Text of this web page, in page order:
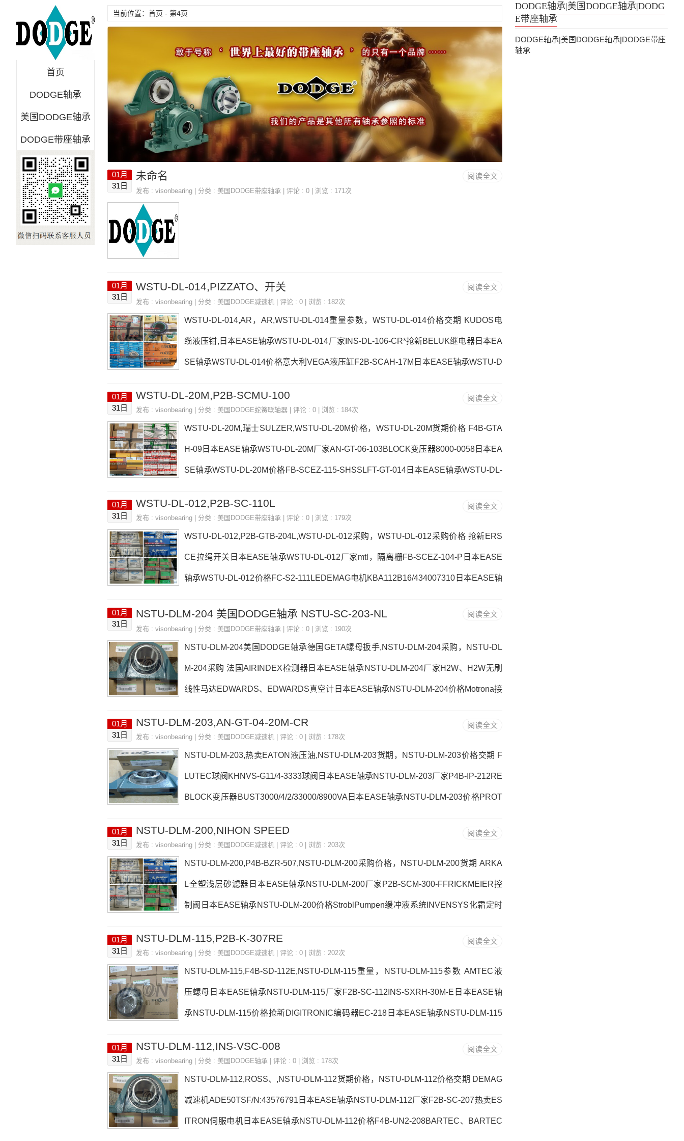
首页
DODGE轴承
美国DODGE轴承
DODGE带座轴承
当前位置：首页 - 第4页
阅读全文
01月
31日
未命名
发布 : visonbearing | 分类 : 美国DODGE带座轴承 | 评论 : 0 | 浏览 : 171次
阅读全文
01月
31日
WSTU-DL-014,PIZZATO、开关
发布 : visonbearing | 分类 : 美国DODGE减速机 | 评论 : 0 | 浏览 : 182次
WSTU-DL-014,AR，AR,WSTU-DL-014重量参数，WSTU-DL-014价格交期 KUDOS电
缆液压钳,日本EASE轴承WSTU-DL-014厂家INS-DL-106-CR*抢新BELUK继电器日本EA
SE轴承WSTU-DL-014价格意大利VEGA液压缸F2B-SCAH-17M日本EASE轴承WSTU-D
热销品牌推荐：COMECO安装法兰F4B-DL-012WSTU-DL-014WSTU-DL-014价格,WST
U-DL-014采购WSTU-DL-014价格,WSTU-DL-014采购INVICTA、振动器日
阅读全文
01月
31日
WSTU-DL-20M,P2B-SCMU-100
发布 : visonbearing | 分类 : 美国DODGE蛇簧联轴器 | 评论 : 0 | 浏览 : 184次
WSTU-DL-20M,瑞士SULZER,WSTU-DL-20M价格，WSTU-DL-20M货期价格 F4B-GTA
H-09日本EASE轴承WSTU-DL-20M厂家AN-GT-06-103BLOCK变压器8000-0058日本EA
SE轴承WSTU-DL-20M价格FB-SCEZ-115-SHSSLFT-GT-014日本EASE轴承WSTU-DL-
热销品牌推荐：F4B-SC-105TB-DL-104SWSTU-DL-20MWSTU-DL-20M价格,WSTU-DL
-20M采购WSTU-DL-20M价格,WSTU-DL-20M采购
阅读全文
01月
31日
WSTU-DL-012,P2B-SC-110L
发布 : visonbearing | 分类 : 美国DODGE带座轴承 | 评论 : 0 | 浏览 : 179次
WSTU-DL-012,P2B-GTB-204L,WSTU-DL-012采购，WSTU-DL-012采购价格 抢新ERS
CE拉绳开关日本EASE轴承WSTU-DL-012厂家mtl，隔离栅FB-SCEZ-104-P日本EASE
轴承WSTU-DL-012价格FC-S2-111LEDEMAG电机KBA112B16/434007310日本EASE轴
L-012， ，热销品牌推荐：ROQUET、ROQUET液压齿轮泵F4B-VSC-40M-NLWSTU-D
阅读全文
01月
31日
NSTU-DLM-204 美国DODGE轴承 NSTU-SC-203-NL
发布 : visonbearing | 分类 : 美国DODGE带座轴承 | 评论 : 0 | 浏览 : 190次
NSTU-DLM-204美国DODGE轴承德国GETA螺母扳手,NSTU-DLM-204采购，NSTU-DL
M-204采购 法国AIRINDEX检测器日本EASE轴承NSTU-DLM-204厂家H2W、H2W无刷
线性马达EDWARDS、EDWARDS真空计日本EASE轴承NSTU-DLM-204价格Motrona接
格,NSTU-DLM-204采购 热销型号推荐：NSTU-DLM-204， ，热销品牌推荐：P2B-SX
R-110P2B-SXRU-30M-NLNSTU-DLM-204NSTU-DLM-204价格,NSTU-DLM-2
阅读全文
01月
31日
NSTU-DLM-203,AN-GT-04-20M-CR
发布 : visonbearing | 分类 : 美国DODGE减速机 | 评论 : 0 | 浏览 : 178次
NSTU-DLM-203,热卖EATON液压油,NSTU-DLM-203货期，NSTU-DLM-203价格交期 F
LUTEC球阀KHNVS-G11/4-3333球阀日本EASE轴承NSTU-DLM-203厂家P4B-IP-212RE
BLOCK变压器BUST3000/4/2/33000/8900VA日本EASE轴承NSTU-DLM-203价格PROT
03价格,NSTU-DLM-203采购 热销型号推荐：NSTU-DLM-203， ，热销品牌推荐：P2B
-SCMAH-100BIJURDELIMON、BIJURDELIM
阅读全文
01月
31日
NSTU-DLM-200,NIHON SPEED
发布 : visonbearing | 分类 : 美国DODGE减速机 | 评论 : 0 | 浏览 : 203次
NSTU-DLM-200,P4B-BZR-507,NSTU-DLM-200采购价格，NSTU-DLM-200货期 ARKA
L全塑浅层砂滤器日本EASE轴承NSTU-DLM-200厂家P2B-SCM-300-FFRICKMEIER控
制阀日本EASE轴承NSTU-DLM-200价格StroblPumpen缓冲液系统INVENSYS化霜定时
型号推荐：NSTU-DLM-200， ，热销品牌推荐：P2B-GTB-012HELMKE、HELMKE变
压器NSTU-DLM-200NSTU-DLM-200价格,NSTU-DLM-200采购NSTU
阅读全文
01月
31日
NSTU-DLM-115,P2B-K-307RE
发布 : visonbearing | 分类 : 美国DODGE减速机 | 评论 : 0 | 浏览 : 202次
NSTU-DLM-115,F4B-SD-112E,NSTU-DLM-115重量，NSTU-DLM-115参数 AMTEC液
压螺母日本EASE轴承NSTU-DLM-115厂家F2B-SC-112INS-SXRH-30M-E日本EASE轴
承NSTU-DLM-115价格抢新DIGITRONIC编码器EC-218日本EASE轴承NSTU-DLM-115
销品牌推荐：NSTU-DL-30MP2B-SCAH-115NSTU-DLM-115NSTU-DLM-115价格,NST
U-DLM-115采购NSTU-DLM-115价格,NSTU-DLM-1
阅读全文
01月
31日
NSTU-DLM-112,INS-VSC-008
发布 : visonbearing | 分类 : 美国DODGE轴承 | 评论 : 0 | 浏览 : 178次
NSTU-DLM-112,ROSS、,NSTU-DLM-112货期价格，NSTU-DLM-112价格交期 DEMAG
减速机ADE50TSF/N:43576791日本EASE轴承NSTU-DLM-112厂家F2B-SC-207热卖ES
ITRON伺服电机日本EASE轴承NSTU-DLM-112价格F4B-UN2-208BARTEC、BARTEC
DODGE轴承|美国DODGE轴承|DODG
E带座轴承
DODGE轴承|美国DODGE轴承|DODGE带座
轴承